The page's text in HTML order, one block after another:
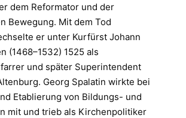
dem Reformator und der
Bewegung. Mit dem Tod
er unter Kurfürst Johann
(1468–1532) 1525 als
und später Superintendent
Georg Spalatin wirkte bei
Etablierung von Bildungs- und
mit und trieb als Kirchenpolitiker